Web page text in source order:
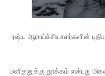
ரஷ்ய ஆராய்ச்சியாளர்களின்
மனிதனுக்கு தூக்கம் என்பது